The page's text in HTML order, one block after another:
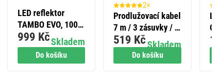
Do košíku
LED reflektor
TAMBO EVO, 100
W, 10 000 lm, IP65,
černý
Skladem
999 Kč
Do košíku
2×
Prodlužovací kabel
7 m / 3 zásuvky / s
vypínačem / bílý /
PVC / 1,5 mm2
Skladem
519 Kč
/